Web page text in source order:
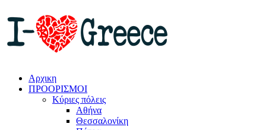
Αρχικη
ΠΡΟΟΡΙΣΜΟΙ
Κύριες πόλεις
Αθήνα
Θεσσαλονίκη